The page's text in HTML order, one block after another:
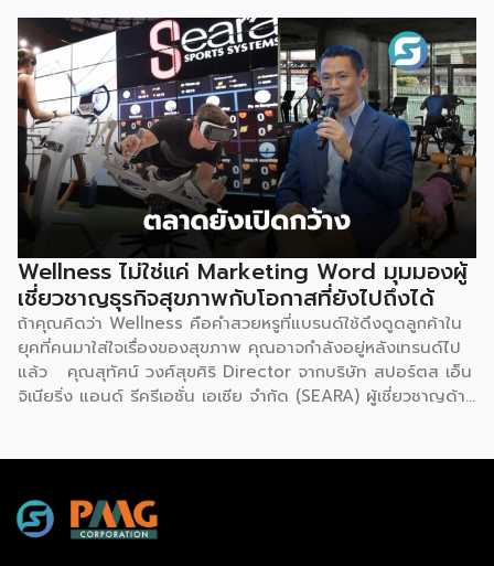
วัตถุดิบ แค่คิดก็ปวดหัวแล้ว แน่นอนว่าในโลกยุคปัจจุบันที่รอช้า
ไม่ได้ การมีตัวช่วยสำเร็จเข้ามาแก้ไขให้ธุรกิจดำเนินไปอย่างคล่อง
ตัว คงเป็นเรื่องที่ดีไม่ใช่น้อย เช่นเดียวกัน เราเคยได้ยินร้านอาหาร
หัวปลาช่องนนทรีที่อยู่มานาน มาวันนี้ธุรกิจได้ขยายบริการไปสู่
แบรนด์ติดตู้ที่พร้อมจะเข้ามาช่วยผู้ประกอบการในธุรกิจร้านอาหาร
ลดต้นทุน แต่ยังคงมาตรฐานอาหารก่อนเสิร์ฟได้คงที่ทุกจานที่ทำ
ออกไป Smart SME มีโอกาสพูดคุยกับคุณอัศวิน ลิมป์รัต
นกาญจน์ ผู้บริหารร้านหัวปลาช่องนนทรี ที่วันนี้แตกไลน์ธุรกิจมา
ทำแบรนด์ “ติดตู้” โดยเจ้าตัวเล่าถึงเรื่องนี้ว่า สำหรับ ติดตู้ by
หัวปลาช่องนนทรี เป็นแบรนด์คืออาหารพร้อมปรุงสำหรับผู้
ประกอบการ ร้านอาหาร ผับ บาร์ คาเฟ่ หรือลูกค้าที่อยากซื้อ
อาหารกลับไปทำที่บ้าน โดยเมนูอาหารที่จำหน่ายมีความหลากหลาย
เช่น ปูผัดผงกะหรี่, ปลากะพงทอดราดน้ำปลา, ต้มยำกุ้ง, ต้มยำ
ปลาเก๋า, ไก่ห่อใบเตย, หมูสเต๊ะ เหล่าสามารถนำกลับไปปรุงเป็น
อาหารได้เลย เมื่อพูดถึงอาหารพร้อมปรุง หลายคนอาจมี
ความกังวลกับเรื่องรสชาติของอาหารว่าจะออกมาอร่อยเหมือนกับ
ทำจริง ๆ หรือไม่ เรื่องนี้ทางติดตู้ได้ใช้นวัตกรรมการแช่แข็งที่คง
Wellness ไม่ใช่แค่ Marketing Word มุมมองผู้
เชี่ยวชาญธุรกิจสุขภาพกับโอกาสที่ยังไปถึงได้
ถ้าคุณคิดว่า Wellness คือคำสวยหรูที่แบรนด์ใช้ดึงดูดลูกค้าใน
ยุคที่คนมาใส่ใจเรื่องของสุขภาพ คุณอาจกำลังอยู่หลังเทรนด์ไป
แล้ว คุณสุทัศน์ วงศ์สุขศิริ Director จากบริษัท สปอร์ตส เอ็น
จิเนียริ่ง แอนด์ รีครีเอชั่น เอเซีย จำกัด (SEARA) ผู้เชี่ยวชาญด้าน
คำที่ผู้ประกอบการทุกคนต้องเข้าใจให้ลึกกว่าเดิมในวันนี้มีอยู่สอง
คำ คือ “Wellness” และ “Longevity” ถ้าวันนี้ผู้ประกอบการยัง